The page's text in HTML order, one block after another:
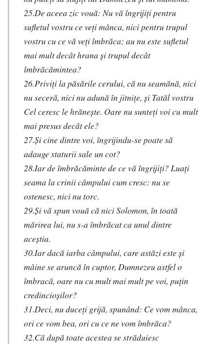
25.De aceea zic vouă: Nu vă îngrijiţi pentru
sufletul vostru ce veţi mânca, nici pentru trupul
vostru cu ce vă veţi îmbrăca; au nu este sufletul
mai mult decât hrana şi trupul decât
îmbrăcămintea?
26.Priviţi la păsările cerului, că nu seamănă, nici
nu seceră, nici nu adună în jitniţe, şi Tatăl vostru
Cel ceresc le hrăneşte. Oare nu sunteţi voi cu mult
mai presus decât ele?
27.Şi cine dintre voi, îngrijindu-se poate să
adauge staturii sale un cot?
28.Iar de îmbrăcăminte de ce vă îngrijiţi? Luaţi
seama la crinii câmpului cum cresc: nu se
ostenesc, nici nu torc.
29.Şi vă spun vouă că nici Solomon, în toată
mărirea lui, nu s-a îmbrăcat ca unul dintre
aceştia.
30.Iar dacă iarba câmpului, care astăzi este şi
mâine se aruncă în cuptor, Dumnezeu astfel o
îmbracă, oare nu cu mult mai mult pe voi, puţin
credincioşilor?
31.Deci, nu duceţi grijă, spunând: Ce vom mânca,
ori ce vom bea, ori cu ce ne vom îmbrăca?
32.Că după toate acestea se străduiesc